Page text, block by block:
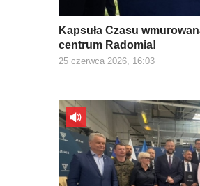
Kapsuła Czasu
centrum Radomia!
25 czerwca 2026, 16:03